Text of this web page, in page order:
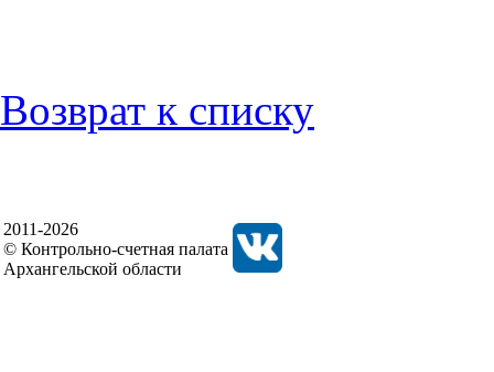
Возврат к списку
2011-2026
© Контрольно-счетная палата
Архангельской области